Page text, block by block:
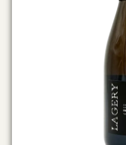
Gaumen wirkt der Wein
dichter Frucht,
spürbaren
lebendige Säure für
lang, würzig und von
Insgesamt präsentiert
ausdrucksstarker Rosé-
Eigenständigkeit –
sondern vielmehr als
Küche mit Charakter und